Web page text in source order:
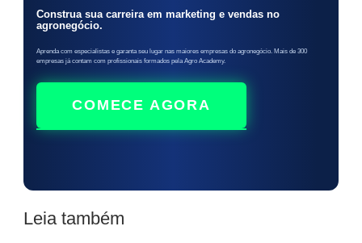
Construa sua carreira em marketing e vendas no
agronegócio.
Aprenda com especialistas e garanta seu lugar nas maiores empresas do agronegócio. Mais de 300
empresas já contam com profissionais formados pela Agro Academy.
COMECE AGORA
Leia também